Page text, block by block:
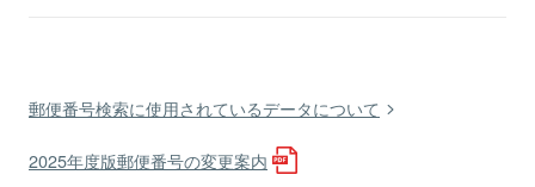
郵便番号検索に使用されているデータについて
2025年度版郵便番号の変更案内